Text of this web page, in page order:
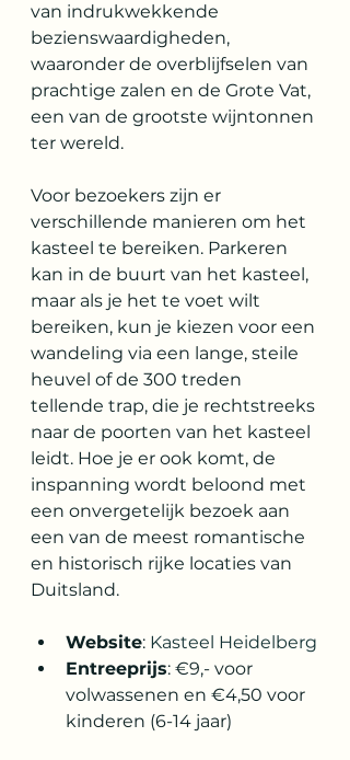
van indrukwekkende
bezienswaardigheden,
waaronder de overblijfselen van
prachtige zalen en de Grote Vat,
een van de grootste wijntonnen
ter wereld.
Voor bezoekers zijn er
verschillende manieren om het
kasteel te bereiken. Parkeren
kan in de buurt van het kasteel,
maar als je het te voet wilt
bereiken, kun je kiezen voor een
wandeling via een lange, steile
heuvel of de 300 treden
tellende trap, die je rechtstreeks
naar de poorten van het kasteel
leidt. Hoe je er ook komt, de
inspanning wordt beloond met
een onvergetelijk bezoek aan
een van de meest romantische
en historisch rijke locaties van
Duitsland.
Website: Kasteel Heidelberg
Entreeprijs: €9,- voor
volwassenen en €4,50 voor
kinderen (6-14 jaar)